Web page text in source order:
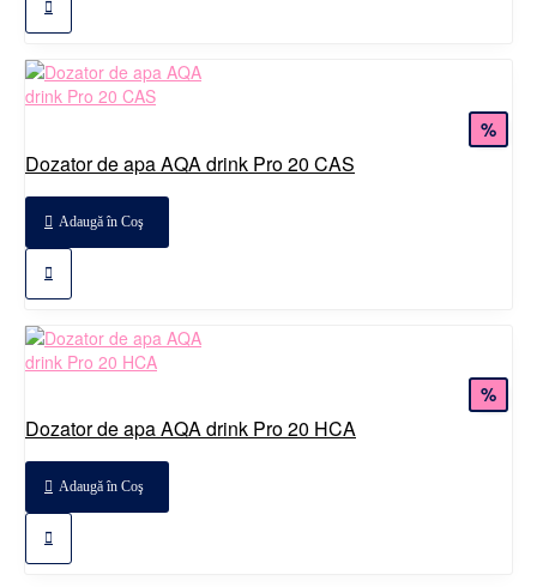
%
Dozator de apa AQA drink Pro 20 CAS
Adaugă în Coş
%
Dozator de apa AQA drink Pro 20 HCA
Adaugă în Coş